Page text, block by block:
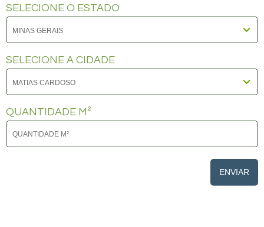
SELECIONE O ESTADO
SELECIONE A CIDADE
QUANTIDADE M²
ENVIAR